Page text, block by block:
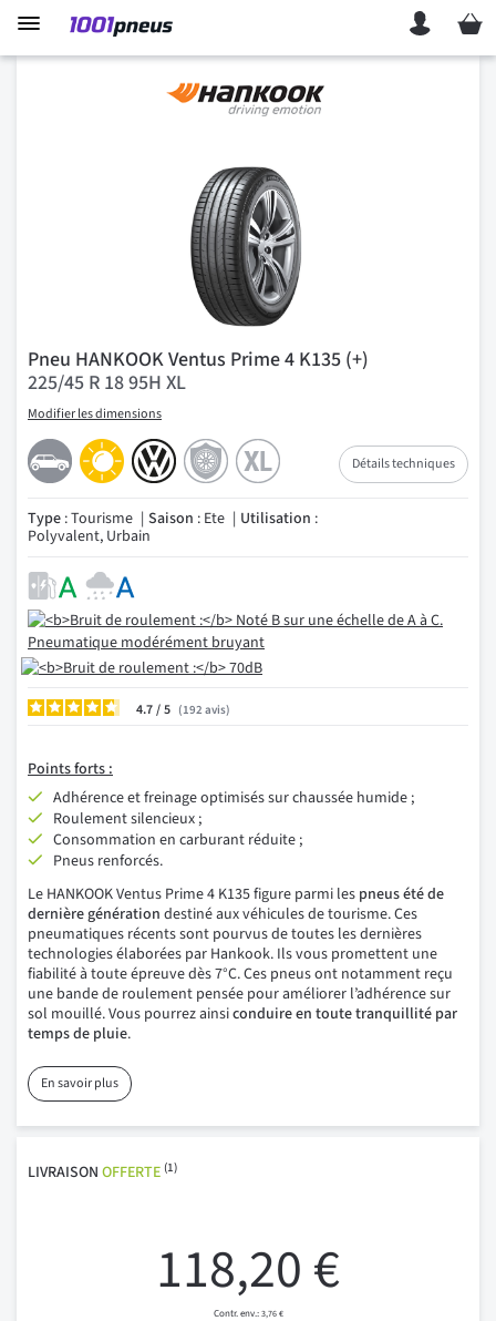
Mon
Pneu HANKOOK Ventus Prime 4 K135 (+)
225/45 R 18 95H XL
Modifier les dimensions
Détails techniques
Type : Tourisme Saison : Ete Utilisation :
Polyvalent, Urbain
4.7/ 192 avis
Points forts :
Adhérence et freinage optimisés sur chaussée humide ;
Roulement silencieux ;
Consommation en carburant réduite ;
Pneus renforcés.
Le HANKOOK Ventus Prime 4 K135 figure parmi les pneus été de
dernière génération destiné aux véhicules de tourisme. Ces
pneumatiques récents sont pourvus de toutes les dernières
technologies élaborées par Hankook. Ils vous promettent une
fiabilité à toute épreuve dès 7°C. Ces pneus ont notamment reçu
une bande de roulement pensée pour améliorer l’adhérence sur
sol mouillé. Vous pourrez ainsiconduire en toute tranquillité par
temps de pluie.
En savoir plus
LIVRAISON OFFERTE (1)
118,20 €
3,76 €